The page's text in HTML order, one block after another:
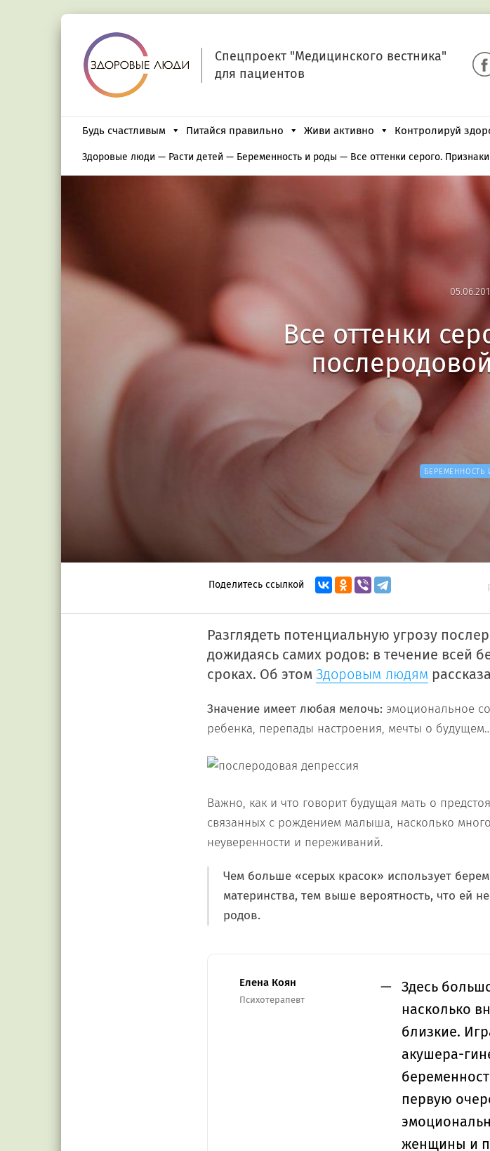
Спецпроект "Медицинского вестника"
для пациентов
Будь счастливым Питайся правильно Живи активно Контролируй
Здоровые люди — Расти детей — Беременность и роды — Все оттенки серого.
Все оттенки
БЕРЕМЕННОСТЬ
Поделитесь ссылкой
Разглядеть потенциальную угрозу
дожидаясь самих родов: в течение всей
сроках. Об этом Здоровым людям
Значение имеет любая мелочь: эмоциональное
ребенка, перепады настроения, мечты о
Важно, как и что говорит будущая мать о
связанных с рождением малыша, насколько
неуверенности и переживаний.
Чем больше «серых красок» использует
материнства, тем выше вероятность, что ей
родов.
Елена Коян
Психотерапевт
Здесь
насколько
близкие.
акушера-
первую
женщины и